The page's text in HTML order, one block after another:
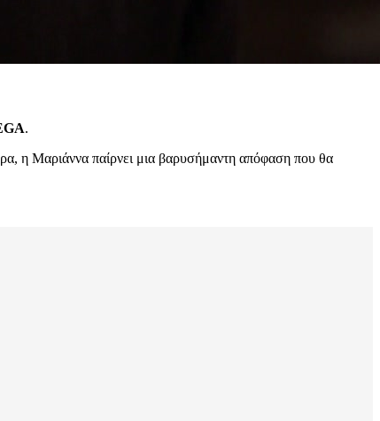
.
η Μαριάννα παίρνει μια βαρυσήμαντη απόφαση που θα